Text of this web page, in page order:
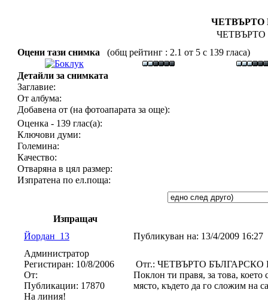
ЧЕТВЪРТО
Оцени тази снимка
(общ рейтинг : 2.1 от 5 с 139 гласа)
Детайли за снимката
Заглавие:
От албума:
Добавена от (на фотоапарата за още):
Оценка - 139 глас(а):
Ключови думи:
Големина:
Качество:
Отваряна в цял размер:
Изпратена по ел.поща:
Изпращач
Йордан_13
Публикуван на: 13/4/2009 16:27
Администратор
Регистиран: 10/8/2006
От:
Публикации: 17870
На линия!
Отг.: ЧЕТВЪРТО
Поклон ти правя, за това,
място, където да го сложим на